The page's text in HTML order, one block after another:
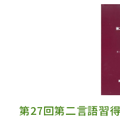
第27回第二言語習